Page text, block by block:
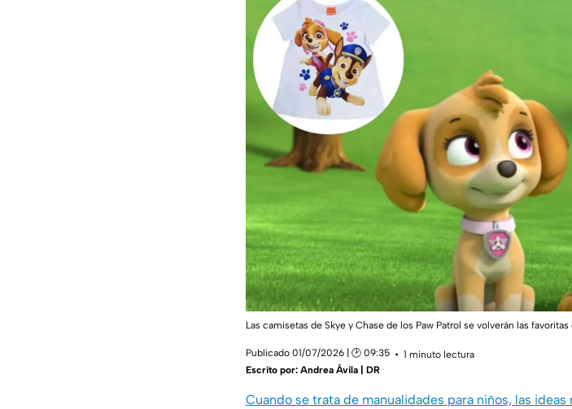
Las camisetas de Skye y Chase de los Paw Patrol se volverán las
Publicado 01/07/2026 | 🕑 09:35
1 minuto lectura
Escrito por: Andrea Ávila | DR
Cuando se trata de manualidades para niños, las